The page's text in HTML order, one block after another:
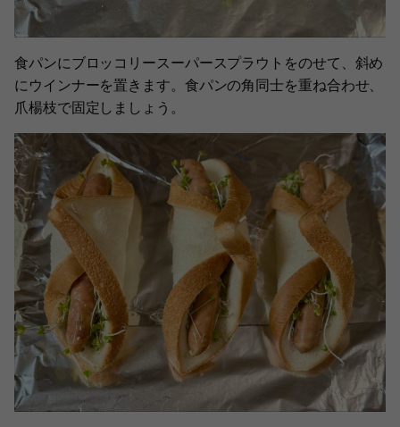
食パンにブロッコリースーパースプラウトをのせて、斜め
にウインナーを置きます。食パンの角同士を重ね合わせ、
爪楊枝で固定しましょう。